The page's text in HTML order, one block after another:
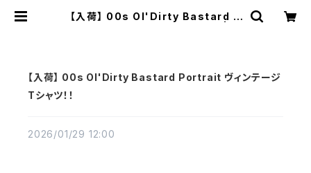
【入荷】 00s Ol'Dirty Bastard P
【入荷】 00s Ol'Dirty Bastard Portrait ヴィンテージ
Tシャツ！！
2026/01/29 12:00